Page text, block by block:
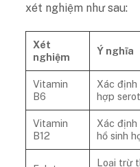
xét nghiệm như sau:
Xét
nghiệm
Ý nghĩa
Vitamin
B6
Xác
hợp
Vitamin
B12
Xác định
hồ sinh
Loại trừ